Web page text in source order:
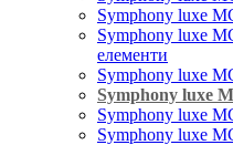
Symphony luxe
Symphony luxe
елементи
Symphony luxe
Symphony luxe
Symphony luxe
Symphony luxe